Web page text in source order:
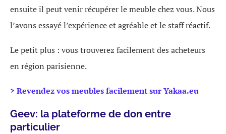
ensuite il peut venir récupérer le meuble chez vous. Nous
l’avons essayé l’expérience et agréable et le staff réactif.
Le petit plus : vous trouverez facilement des acheteurs
en région parisienne.
> Revendez vos meubles facilement sur Yakaa.eu
Geev: la plateforme de don entre
particulier